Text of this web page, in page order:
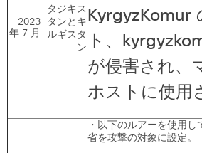
2023
年 7 月
タジキス
タンとキ
ルギスタ
ン
KyrgyzKomur
ト、
が侵害され、
ホストに使用
・以下のルアーを使用
省を攻撃の対象に設定。